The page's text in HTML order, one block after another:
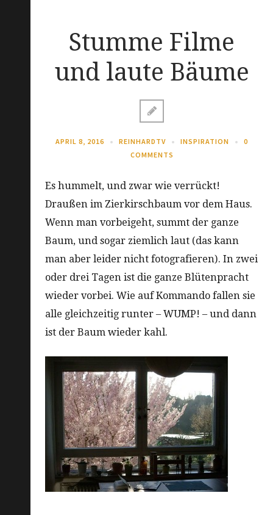
Stumme Filme
und laute Bäume
APRIL 8, 2016 REINHARDTV INSPIRATION
0
COMMENTS
Es hummelt, und zwar wie verrückt!
Draußen im Zierkirschbaum vor dem Haus.
Wenn man vorbeigeht, summt der ganze
Baum, und sogar ziemlich laut (das kann
man aber leider nicht fotografieren). In zwei
oder drei Tagen ist die ganze Blütenpracht
wieder vorbei. Wie auf Kommando fallen sie
alle gleichzeitig runter – WUMP! – und dann
ist der Baum wieder kahl.